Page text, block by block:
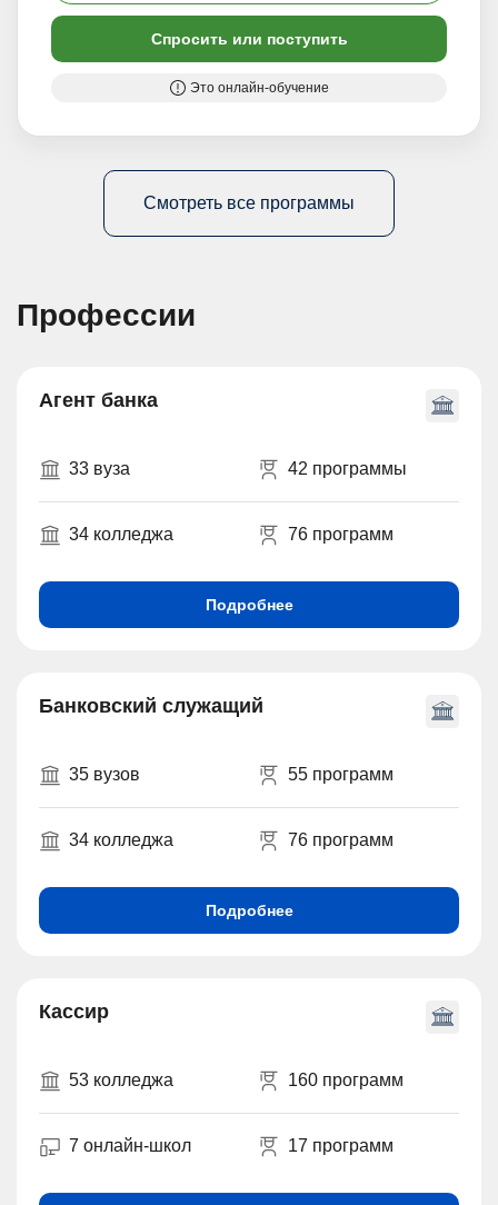
Спросить или поступить
Это онлайн-обучение
Смотреть все программы
Профессии
Агент банка
33 вуза 42 программы
34 колледжа 76 программ
Подробнее
Банковский служащий
35 вузов 55 программ
34 колледжа 76 программ
Подробнее
Кассир
53 колледжа 160 программ
7 онлайн-школ 17 программ